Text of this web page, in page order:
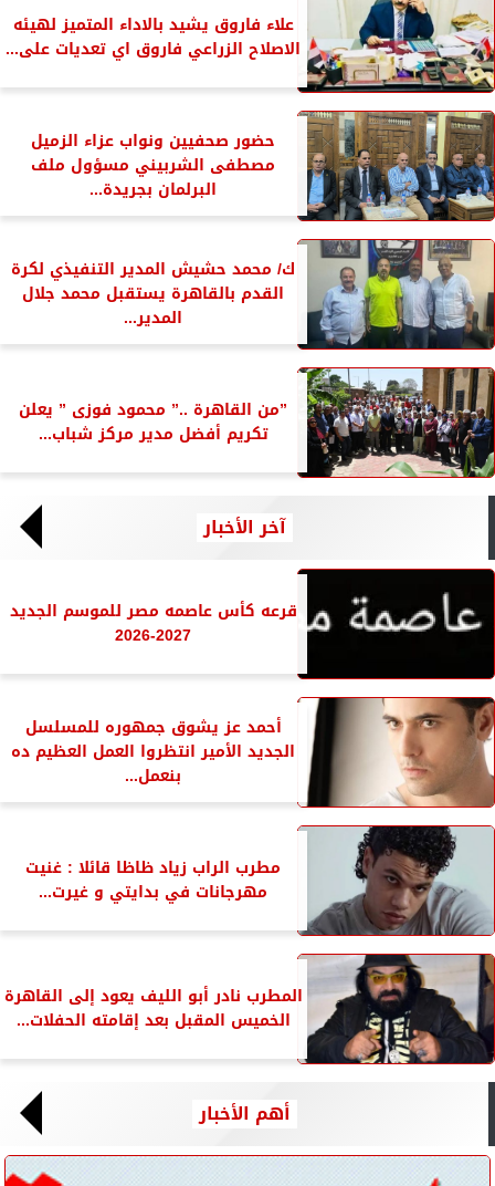
علاء فاروق يشيد بالاداء المتميز لهيئه
الاصلاح الزراعي فاروق اي تعديات على...
حضور صحفيين ونواب عزاء الزميل
مصطفى الشربيني مسؤول ملف
البرلمان بجريدة...
ك/ محمد حشيش المدير التنفيذي لكرة
القدم بالقاهرة يستقبل محمد جلال
المدير...
”من القاهرة ..” محمود فوزى ” يعلن
تكريم أفضل مدير مركز شباب...
آخر الأخبار
قرعه كأس عاصمه مصر للموسم الجديد
2027-2026
أحمد عز يشوق جمهوره للمسلسل
الجديد الأمير انتظروا العمل العظيم ده
بنعمل...
مطرب الراب زياد ظاظا قائلا : غنيت
مهرجانات في بدايتي و غيرت...
المطرب نادر أبو الليف يعود إلى القاهرة
الخميس المقبل بعد إقامته الحفلات...
أهم الأخبار